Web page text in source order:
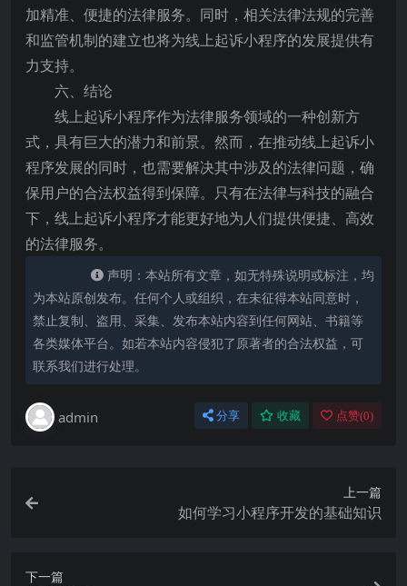
加精准、便捷的法律服务。同时，相关法律法规的完善
和监管机制的建立也将为线上起诉小程序的发展提供有
力支持。
六、结论
线上起诉小程序作为法律服务领域的一种创新方
式，具有巨大的潜力和前景。然而，在推动线上起诉小
程序发展的同时，也需要解决其中涉及的法律问题，确
保用户的合法权益得到保障。只有在法律与科技的融合
下，线上起诉小程序才能更好地为人们提供便捷、高效
的法律服务。
声明：本站所有文章，如无特殊说明或标注，均
为本站原创发布。任何个人或组织，在未征得本站同意时，
禁止复制、盗用、采集、发布本站内容到任何网站、书籍等
各类媒体平台。如若本站内容侵犯了原著者的合法权益，可
联系我们进行处理。
admin 分享 收藏 点赞(0)
上一篇
如何学习小程序开发的基础知识
下一篇